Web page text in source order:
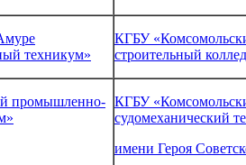
техникум»
КГБУ
строительный
промышленно- КГБУ
судомеханический
имени Героя